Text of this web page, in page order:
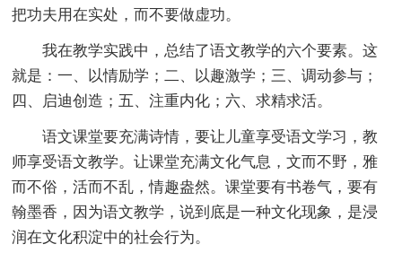
把功夫用在实处，而不要做虚功。
我在教学实践中，总结了语文教学的六个要素。这
就是：一、以情励学；二、以趣激学；三、调动参与；
四、启迪创造；五、注重内化；六、求精求活。
语文课堂要充满诗情，要让儿童享受语文学习，教
师享受语文教学。让课堂充满文化气息，文而不野，雅
而不俗，活而不乱，情趣盎然。课堂要有书卷气，要有
翰墨香，因为语文教学，说到底是一种文化现象，是浸
润在文化积淀中的社会行为。